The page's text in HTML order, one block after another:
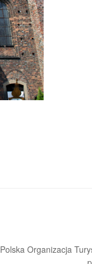
Polska Organizacja